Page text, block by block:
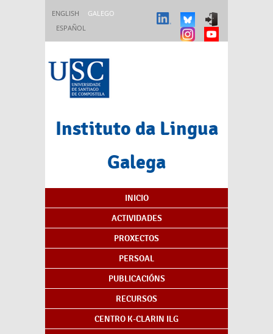
ENGLISH
GALEGO
ESPAÑOL
Instituto da Lingua
Galega
Índice de contidos
INICIO
ACTIVIDADES
PROXECTOS
PERSOAL
PUBLICACIÓNS
RECURSOS
CENTRO K-CLARIN ILG